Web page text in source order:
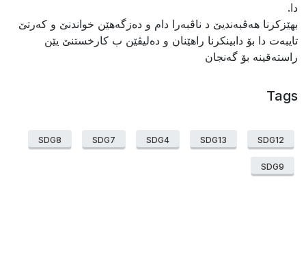
دا.
بهێزکرنا هەڤبەندیێ د ناڤبەرا دام و دەزگەهێن خواندنێ و کەرتێ
تايبەت دا بۆ دابينکرنا راهێنان و دەليڤێن ب کارخستنێ يێن
راستەقينە بۆ گەنجان
Tags
SDG12
SDG13
SDG4
SDG7
SDG8
SDG9